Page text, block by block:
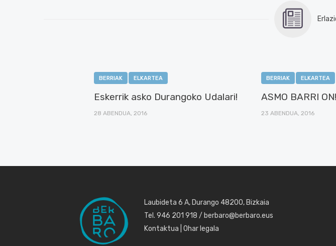
BERRIAK ELKARTEA
Eskerrik asko Durangoko Udalari!
28 ABENDUA, 2016
BERRIAK ELKARTEA
ASMO BARRI ON!
23 ABENDUA, 2016
Laubideta 6 A, Durango 48200, Bizkaia
Tel. 946 201 918 / berbaro@berbaro.eus
Kontaktua Ohar legala